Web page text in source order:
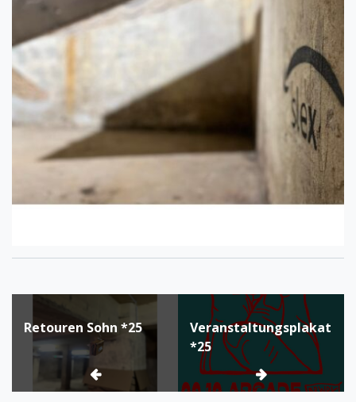
Beitragsnavigation
Retouren Sohn *25
Veranstaltungsplakat
*25